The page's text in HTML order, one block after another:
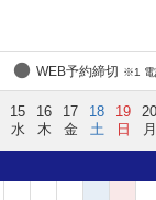
WEB予約締切 ※1 電
15
水
16
木
17
金
18
土
19
日
20
月